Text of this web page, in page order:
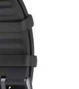
desejos